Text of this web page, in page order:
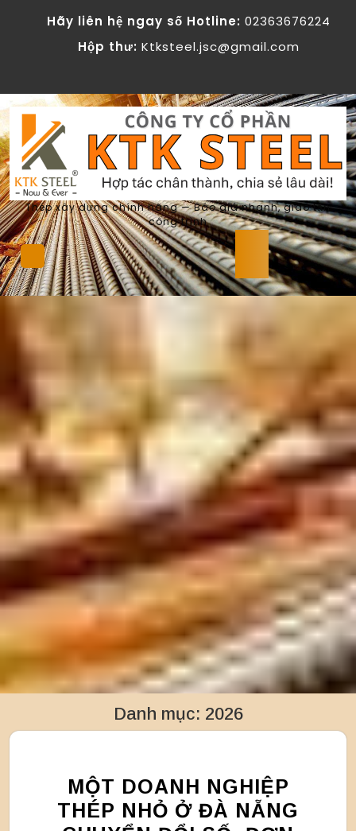
Hãy liên hệ ngay số Hotline: 02363676224
Hộp thư: Ktksteel.jsc@gmail.com
Thép xây dựng chính hãng — Báo giá nhanh, giao tận
công trình
Open
Button
Danh mục: 2026
MỘT DOANH NGHIỆP
THÉP NHỎ Ở ĐÀ NẴNG